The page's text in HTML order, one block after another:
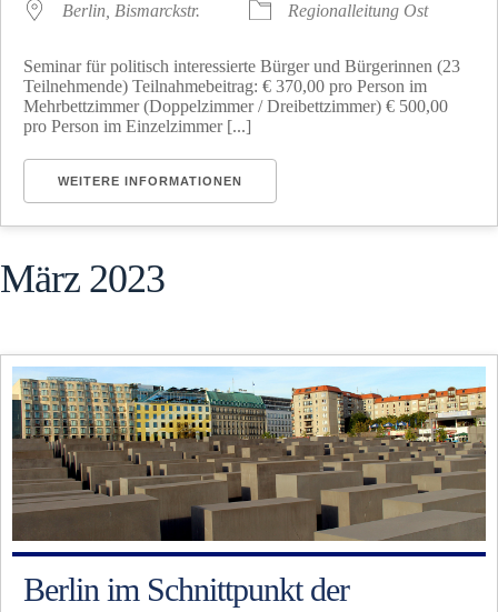
Berlin, Bismarckstr. Regionalleitung Ost
Seminar für politisch interessierte Bürger und Bürgerinnen (23
Teilnehmende) Teilnahmebeitrag: € 370,00 pro Person im
Mehrbettzimmer (Doppelzimmer / Dreibettzimmer) € 500,00
pro Person im Einzelzimmer [...]
WEITERE INFORMATIONEN
März 2023
Berlin im Schnittpunkt der